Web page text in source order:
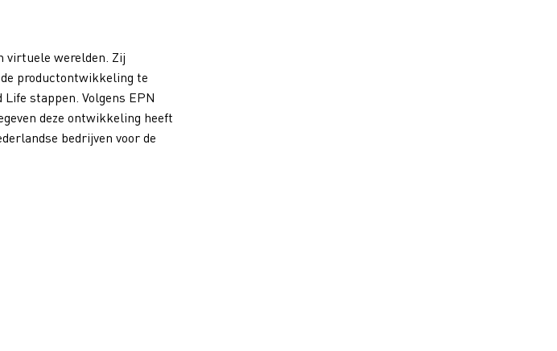
virtuele werelden. Zij
productontwikkeling te
stappen. Volgens EPN
deze ontwikkeling heeft
bedrijven voor de